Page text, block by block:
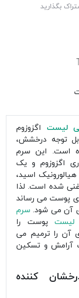
بگذارید
لیست اگزوزوم
توجه درخشش،
است. این سرم
اگزوزوم و یک
هیالورونیک اسید،
غنی شده است. لذا
پوست می رساند
آن می شود. سرم
لیستپوست را
آن را ترمیم می
آرامش و تسکین
کننده